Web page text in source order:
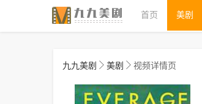
首页 美剧
九九美剧 美剧 视频详情页